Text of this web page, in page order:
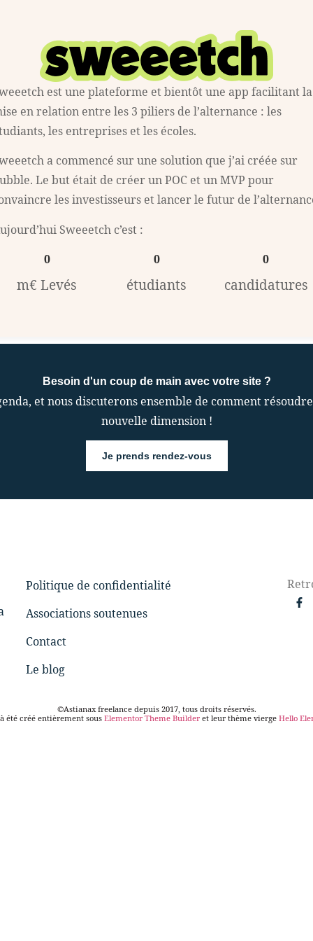
est une plateforme et bientôt une app facilitant la
en relation entre les 3 piliers de l’alternance : les
les entreprises et les écoles.
a commencé sur une solution que j’ai créée sur
Le but était de créer un POC et un MVP pour
les investisseurs et lancer le futur de
Sweeetch c’est :
m€ Levés
0
étudiants
0
candidatures
0
Besoin d'un coup de main avec votre site ?
et nous discuterons ensemble de comment
nouvelle dimension !
Je prends rendez-vous
Politique de confidentialité
Associations soutenues
Contact
Le blog
©Astianax freelance depuis 2017, tous droits réservés.
été créé entièrement sousElementor Theme Builder et leur thème vierge Hello